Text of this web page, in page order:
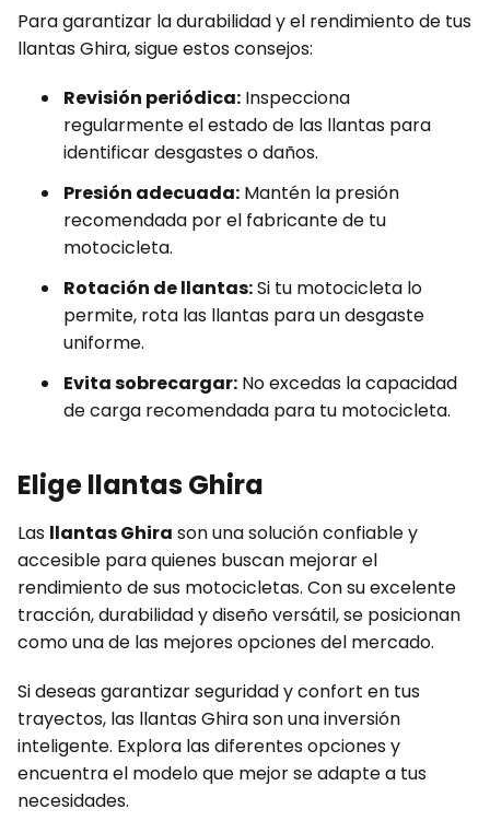
Para garantizar la durabilidad y el rendimiento de tus
llantas Ghira, sigue estos consejos:
Revisión periódica: Inspecciona
regularmente el estado de las llantas para
identificar desgastes o daños.
Presión adecuada: Mantén la presión
recomendada por el fabricante de tu
motocicleta.
Rotación de llantas:Si tu motocicleta lo
permite, rota las llantas para un desgaste
uniforme.
Evita sobrecargar: No excedas la capacidad
de carga recomendada para tu motocicleta.
Elige llantas Ghira
Las llantas Ghira son una solución confiable y
accesible para quienes buscan mejorar el
rendimiento de sus motocicletas. Con su excelente
tracción, durabilidad y diseño versátil, se posicionan
como una de las mejores opciones del mercado.
Si deseas garantizar seguridad y confort en tus
trayectos, las llantas Ghira son una inversión
inteligente. Explora las diferentes opciones y
encuentra el modelo que mejor se adapte a tus
necesidades.